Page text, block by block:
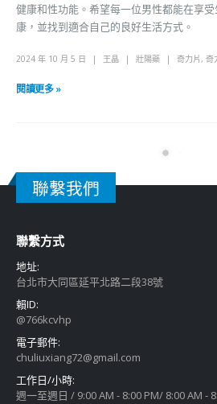
健康和性功能。希望每一位男性都能在享
康，並找到適合自己的良好生活方式。
2024 年 10 月 5 日 王晶 壯陽藥 奇力片, 奇
閱讀更多 »
聯繫我們
聯繫方式
地址:
台北市大同區延平北路二段38號
賴ID:
@766kcvhp
電子郵件:
chuliuxiang72@gmail.com
工作日/小時:
週一至週日 / 9:00 AM - 8:00 PM/ 8:00 AM -